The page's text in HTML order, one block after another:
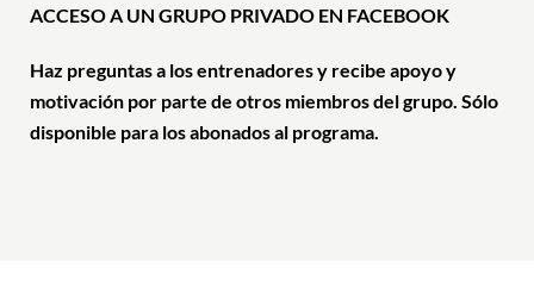
ACCESO A UN GRUPO PRIVADO EN FACEBOOK
Haz preguntas a los entrenadores y recibe apoyo y
motivación por parte de otros miembros del grupo. Sólo
disponible para los abonados al programa.